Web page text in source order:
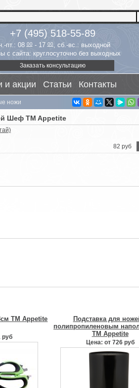
+7 (495) 518-55-89
пт.: 0800- 1700, сб.-вс.: выходной
с сайта: круглосуточно без выходных
Заказать консультацию
и акции Статьи Контакты
ножи
Шеф TM Appetite
82 руб
ТМ Appetite
руб
Подставка для
полипропиленовым
TM Appetite
Цена: от 726 руб